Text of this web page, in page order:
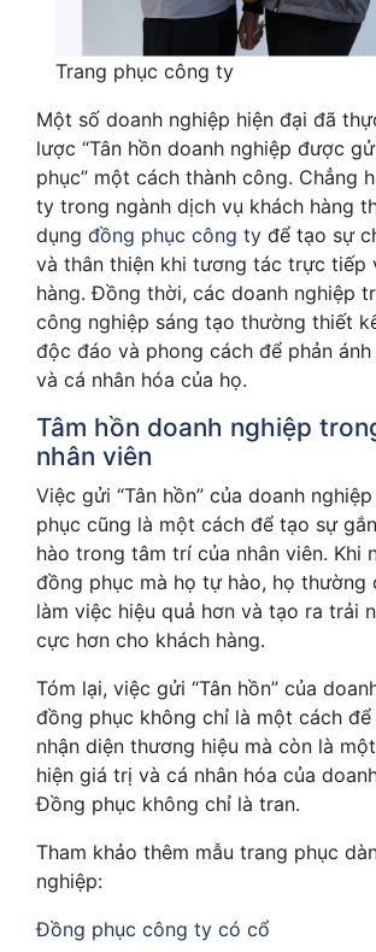
Trang phục công ty
Một số doanh nghiệp hiện đại đã
lược “Tân hồn doanh nghiệp được
phục” một cách thành công. Chẳng
ty trong ngành dịch vụ khách hàng
dụng đồng phục công ty để tạo sự
và thân thiện khi tương tác trực tiếp
hàng. Đồng thời, các doanh nghiệp
công nghiệp sáng tạo thường thiết
độc đáo và phong cách để phản
và cá nhân hóa của họ.
Tâm hồn doanh nghiệp
nhân viên
Việc gửi “Tân hồn” của doanh
phục cũng là một cách để tạo sự
hào trong tâm trí của nhân viên. Khi
đồng phục mà họ tự hào, họ thường
làm việc hiệu quả hơn và tạo ra trải
cực hơn cho khách hàng.
Tóm lại, việc gửi “Tân hồn” của
đồng phục không chỉ là một cách
nhận diện thương hiệu mà còn là
hiện giá trị và cá nhân hóa của
Đồng phục không chỉ là tran.
Tham khảo thêm mẫu trang phục
nghiệp:
Đồng phục công ty có cổ